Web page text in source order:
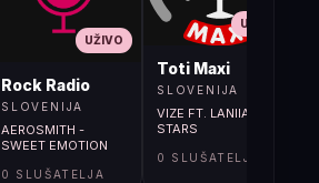
UŽIVO
Rock Radio
SLOVENIJA
AEROSMITH -
SWEET EMOTION
0 SLUŠATELJA
UŽIVO
Toti Maxi
SLOVENIJA
VIZE FT. LANIIA -
STARS
0 SLUŠATELJA